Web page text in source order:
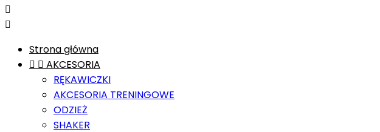


Strona główna
  AKCESORIA
RĘKAWICZKI
AKCESORIA TRENINGOWE
ODZIEŻ
SHAKER